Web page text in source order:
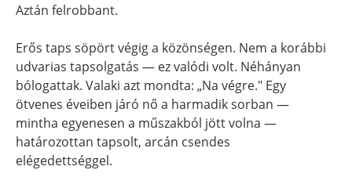
Aztán felrobbant.
Erős taps söpört végig a közönségen. Nem a korábbi
udvarias tapsolgatás — ez valódi volt. Néhányan
bólogattak. Valaki azt mondta: „Na végre." Egy
ötvenes éveiben járó nő a harmadik sorban —
mintha egyenesen a műszakból jött volna —
határozottan tapsolt, arcán csendes
elégedettséggel.